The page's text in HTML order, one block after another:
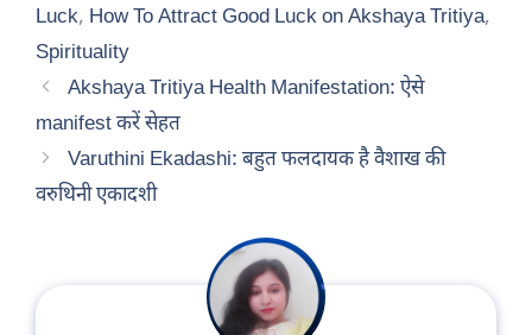
Luck, How To Attract Good Luck on Akshaya Tritiya,
Spirituality
Akshaya Tritiya Health Manifestation: ऐसे
manifest करें सेहत
Varuthini Ekadashi: बहुत फलदायक है वैशाख की
वरुथिनी एकादशी